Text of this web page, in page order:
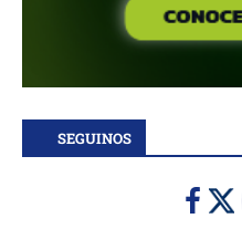
SEGUINOS